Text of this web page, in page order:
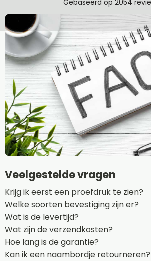
Veelgestelde vragen
Krijg ik eerst een proefdruk te zien?
Welke soorten bevestiging zijn er?
Wat is de levertijd?
Wat zijn de verzendkosten?
Hoe lang is de garantie?
Kan ik een naambordje retourneren?